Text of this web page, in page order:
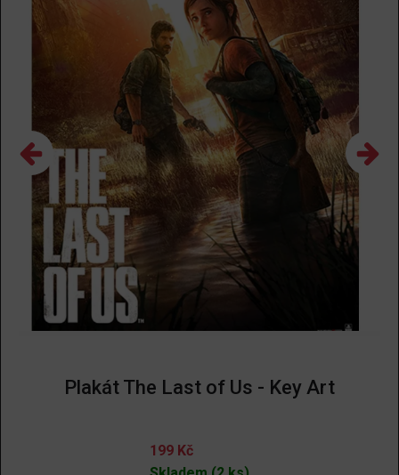
Plakát The Last of Us - Key Art
199 Kč